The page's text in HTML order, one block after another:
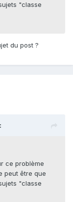
"classe
du post ?
ce problème
peut être que
"classe